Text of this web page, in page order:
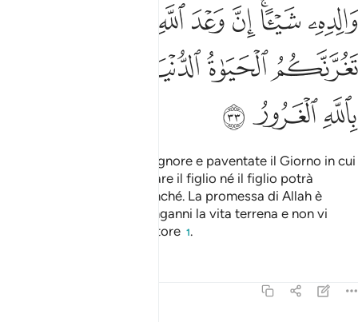
ﲪﲫﲬﲭﲮﲯ
ﲳﲴﲵ
ﲸﲹﲺ
Uomini, temete il vostro Signore e paventate il Giorno in cui
il padre non potrà soddisfare il figlio né il figlio potrà
soddisfare il padre in alcunché. La promessa di Allah è
verità. Badate che non vi inganni la vita terrena e non vi
inganni, su Allah, l’Ingannatore 1.